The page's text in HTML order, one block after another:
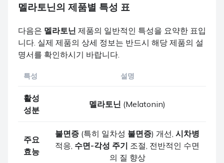
멜라토닌의 제품별 특성 표
다음은 멜라토닌 제품의 일반적인 특성을 요약한 표입
니다. 실제 제품의 상세 정보는 반드시 해당 제품의 설
명서를 확인하시기 바랍니다.
특성 설명
활성
성분
멜라토닌 (Melatonin)
주요
효능
불면증 (특히 일차성 불면증) 개선, 시차병
적응, 수면-각성 주기 조절, 전반적인 수면
의 질 향상